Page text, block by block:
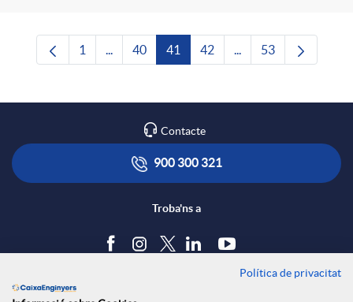
Pàgina
1 ...Pàgines intermèdies Utilitzeu TAB per
Pàgina
40 Pàgina
41 Pàgina
42 ...Pàgines intermèdies
Pàgina
53
Contacte
900 300 321
Troba'ns a
Política de privacitat